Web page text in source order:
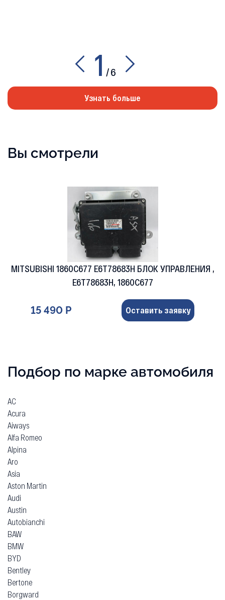
1 /6
Узнать больше
Вы смотрели
MITSUBISHI 1860C677 E6T78683H БЛОК УПРАВЛЕНИЯ ,
E6T78683H, 1860C677
15 490 Р Оставить заявку
Подбор по марке автомобиля
AC
Acura
Aiways
Alfa Romeo
Alpina
Aro
Asia
Aston Martin
Audi
Austin
Autobianchi
BAW
BMW
BYD
Bentley
Bertone
Borgward